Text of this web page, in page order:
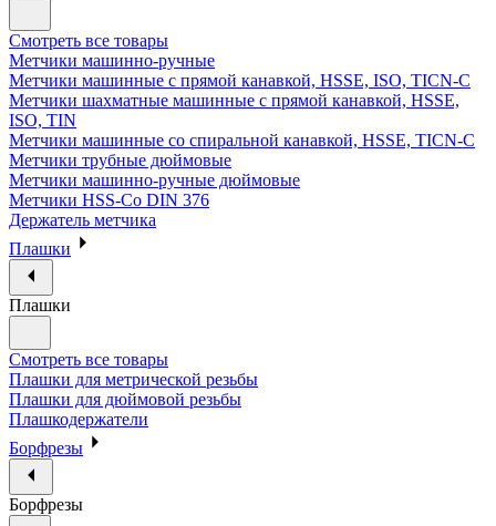
Смотреть все товары
Метчики машинно-ручные
Метчики машинные с прямой канавкой, HSSE, ISO, TICN-C
Метчики шахматные машинные с прямой канавкой, HSSE,
ISO, TIN
Метчики машинные со спиральной канавкой, HSSE, TICN-C
Метчики трубные дюймовые
Метчики машинно-ручные дюймовые
Метчики HSS-Co DIN 376
Держатель метчика
Плашки
Плашки
Смотреть все товары
Плашки для метрической резьбы
Плашки для дюймовой резьбы
Плашкодержатели
Борфрезы
Борфрезы